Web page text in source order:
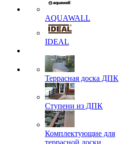
AQUAWALL
IDEAL
Террасная доска ДПК
Ступени из ДПК
Комплектующие для
террасной доски